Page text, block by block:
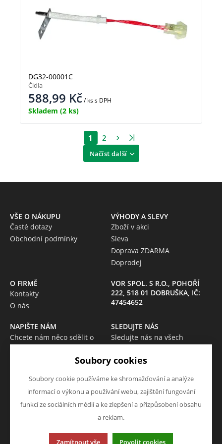
DG32-00001C
588,99 Kč/ kss DPH
Skladem (2 ks)
Čidla
Načíst další
1 2
VŠE O NÁKUPU
Časté dotazy
Obchodní podmínky
VÝHODY A SLEVY
Zboží v akci
Sleva
Doprava ZDARMA
Doprodej
O FIRMĚ
Kontakty
O nás
VOR SPOL. S R.O., POHOŘÍ
222, 518 01 DOBRUŠKA, IČ:
47454652
NAPIŠTE NÁM
Chcete nám něco sdělit o
shopu? Neváhejte napsat.
Chci napsat zprávu
SLEDUJTE NÁS
Sledujte nás na všech
neunikne!
Tato stránka používá soubory cookies. Klikněte pro více
Soubory cookies
Soubory cookie používáme ke shromažďování a analýze
informací o výkonu a používání webu, zajištění fungování
funkcí ze sociálních médií a ke zlepšení a přizpůsobení obsahu
a reklam.
Zamítnout vše Povolit cookies